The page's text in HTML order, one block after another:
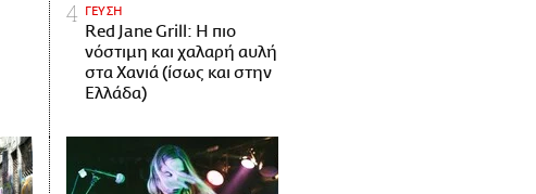
ΓΕΥΣΗ
Red Jane Grill: Η πιο
νόστιμη και χαλαρή αυλή
στα Χανιά (ίσως και στην
Ελλάδα)